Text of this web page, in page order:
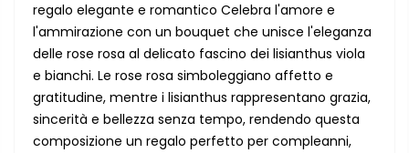
regalo elegante e romantico Celebra l'amore e
l'ammirazione con un bouquet che unisce l'eleganza
delle rose rosa al delicato fascino dei lisianthus viola
e bianchi. Le rose rosa simboleggiano affetto e
gratitudine, mentre i lisianthus rappresentano grazia,
sincerità e bellezza senza tempo, rendendo questa
composizione un regalo perfetto per compleanni,